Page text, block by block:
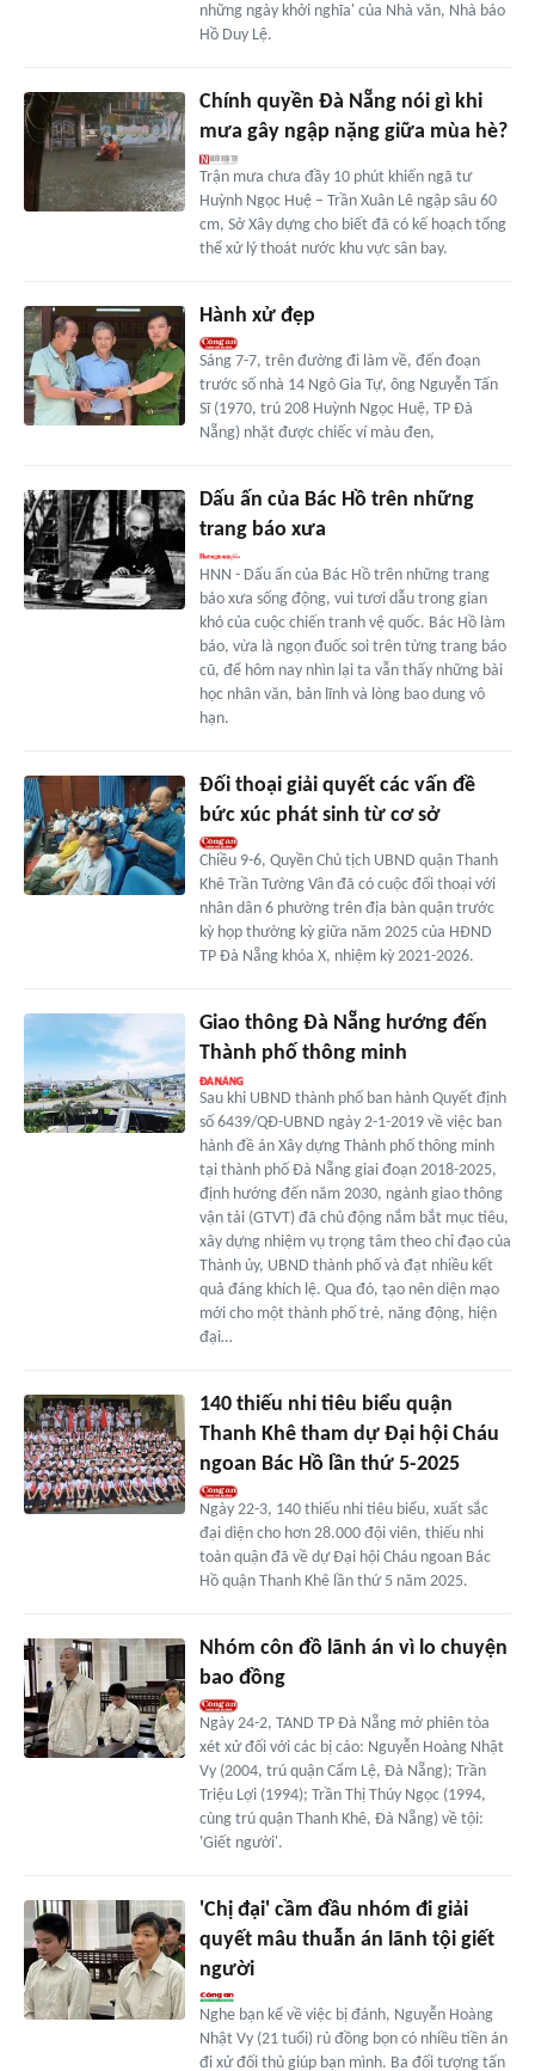
những ngày khởi nghĩa' của Nhà văn, Nhà báo
Hồ Duy Lệ.
Chính quyền Đà Nẵng nói gì khi
mưa gây ngập nặng giữa mùa hè?
Trận mưa chưa đầy 10 phút khiến ngã tư
Huỳnh Ngọc Huệ – Trần Xuân Lê ngập sâu 60
cm, Sở Xây dựng cho biết đã có kế hoạch tổng
thể xử lý thoát nước khu vực sân bay.
Hành xử đẹp
Sáng 7-7, trên đường đi làm về, đến đoạn
trước số nhà 14 Ngô Gia Tự, ông Nguyễn Tấn
Sĩ (1970, trú 208 Huỳnh Ngọc Huệ, TP Đà
Nẵng) nhặt được chiếc ví màu đen,
Dấu ấn của Bác Hồ trên những
trang báo xưa
HNN - Dấu ấn của Bác Hồ trên những trang
báo xưa sống động, vui tươi dẫu trong gian
khó của cuộc chiến tranh vệ quốc. Bác Hồ làm
báo, vừa là ngọn đuốc soi trên từng trang báo
cũ, để hôm nay nhìn lại ta vẫn thấy những bài
học nhân văn, bản lĩnh và lòng bao dung vô
hạn.
Đối thoại giải quyết các vấn đề
bức xúc phát sinh từ cơ sở
Chiều 9-6, Quyền Chủ tịch UBND quận Thanh
Khê Trần Tường Vân đã có cuộc đối thoại với
nhân dân 6 phường trên địa bàn quận trước
kỳ họp thường kỳ giữa năm 2025 của HĐND
TP Đà Nẵng khóa X, nhiệm kỳ 2021-2026.
Giao thông Đà Nẵng hướng đến
Thành phố thông minh
Sau khi UBND thành phố ban hành Quyết định
số 6439/QĐ-UBND ngày 2-1-2019 về việc ban
hành đề án Xây dựng Thành phố thông minh
tại thành phố Đà Nẵng giai đoạn 2018-2025,
định hướng đến năm 2030, ngành giao thông
vận tải (GTVT) đã chủ động nắm bắt mục tiêu,
xây dựng nhiệm vụ trọng tâm theo chỉ đạo của
Thành ủy, UBND thành phố và đạt nhiều kết
quả đáng khích lệ. Qua đó, tạo nên diện mạo
mới cho một thành phố trẻ, năng động, hiện
đại…
140 thiếu nhi tiêu biểu quận
Thanh Khê tham dự Đại hội Cháu
ngoan Bác Hồ lần thứ 5-2025
Ngày 22-3, 140 thiếu nhi tiêu biểu, xuất sắc
đại diện cho hơn 28.000 đội viên, thiếu nhi
toàn quận đã về dự Đại hội Cháu ngoan Bác
Hồ quận Thanh Khê lần thứ 5 năm 2025.
Nhóm côn đồ lãnh án vì lo chuyện
bao đồng
Ngày 24-2, TAND TP Đà Nẵng mở phiên tòa
xét xử đối với các bị cáo: Nguyễn Hoàng Nhật
Vy (2004, trú quận Cẩm Lệ, Đà Nẵng); Trần
Triệu Lợi (1994); Trần Thị Thúy Ngọc (1994,
cùng trú quận Thanh Khê, Đà Nẵng) về tội:
'Giết người'.
'Chị đại' cầm đầu nhóm đi giải
quyết mâu thuẫn án lãnh tội giết
người
Nghe bạn kể về việc bị đánh, Nguyễn Hoàng
Nhật Vy (21 tuổi) rủ đồng bọn có nhiều tiền án
đi xử đối thủ giúp bạn mình. Ba đối tượng tấn